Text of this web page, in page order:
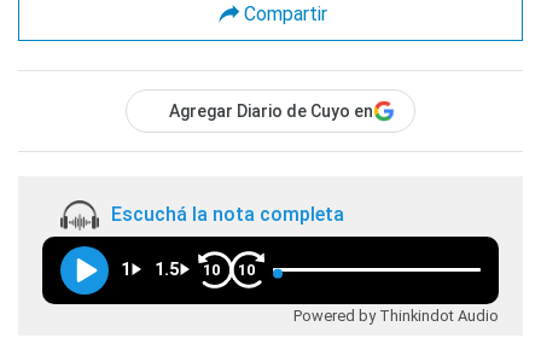
Compartir
Agregar Diario de Cuyo en
Escuchá la nota completa
1 1.5 10 10
Powered by Thinkindot Audio